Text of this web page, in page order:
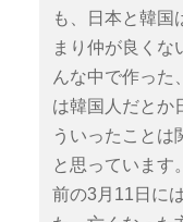
も、日本と韓国
まり仲が良くな
んな中で作った
は韓国人だとか
ういったことは
と思っています
前の3月11日に